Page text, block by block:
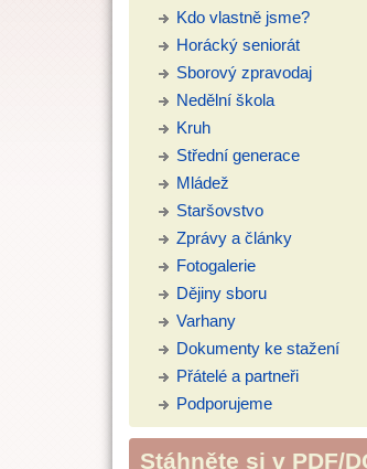
Kdo vlastně jsme?
Horácký seniorát
Sborový zpravodaj
Nedělní škola
Kruh
Střední generace
Mládež
Staršovstvo
Zprávy a články
Fotogalerie
Dějiny sboru
Varhany
Dokumenty ke stažení
Přátelé a partneři
Podporujeme
Stáhněte si v PDF/